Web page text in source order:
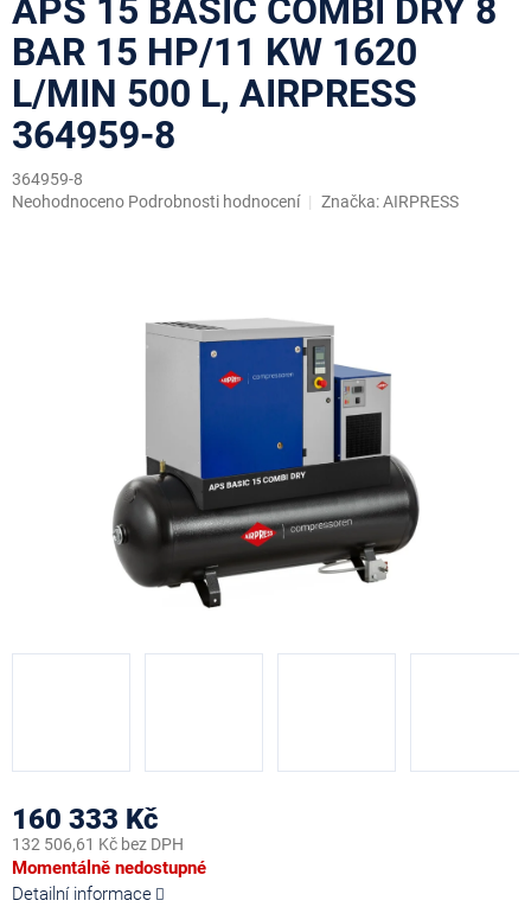
APS 15 BASIC COMBI DRY 8
BAR 15 HP/11 KW 1620
L/MIN 500 L, AIRPRESS
364959-8
364959-8
Průměrné
Neohodnoceno Podrobnosti hodnocení Značka:AIRPRESS
160 333 Kč
132 506,61 Kč bez DPH
Měrná
cena:
Momentálně nedostupné
Detailní informace